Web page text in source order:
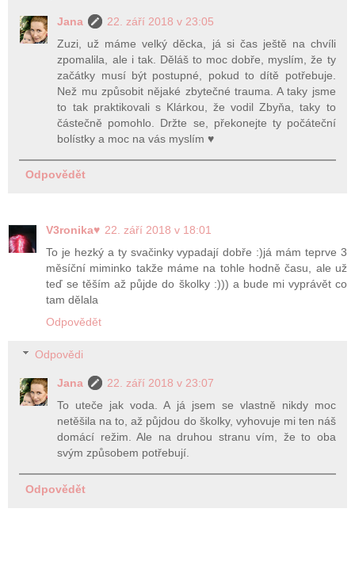
Jana
22. září 2018 v 23:05
Zuzi, už máme velký děcka, já si čas ještě na chvíli
zpomalila, ale i tak. Děláš to moc dobře, myslím, že ty
začátky musí být postupné, pokud to dítě potřebuje.
Než mu způsobit nějaké zbytečné trauma. A taky jsme
to tak praktikovali s Klárkou, že vodil Zbyňa, taky to
částečně pomohlo. Držte se, překonejte ty počáteční
bolístky a moc na vás myslím ♥
Odpovědět
V3ronika♥ 22. září 2018 v 18:01
To je hezký a ty svačinky vypadají dobře :)já mám teprve 3
měsíční miminko takže máme na tohle hodně času, ale už
teď se těším až půjde do školky :))) a bude mi vyprávět co
tam dělala
Odpovědět
Odpovědi
Jana
22. září 2018 v 23:07
To uteče jak voda. A já jsem se vlastně nikdy moc
netěšila na to, až půjdou do školky, vyhovuje mi ten náš
domácí režim. Ale na druhou stranu vím, že to oba
svým způsobem potřebují.
Odpovědět